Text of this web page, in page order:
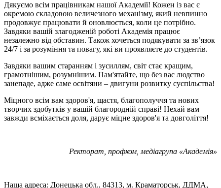
Дякуємо всім працівникам нашої Академії! Кожен із вас є
окремою складовою величезного механізму, який невпинно
продовжує працювати й оновлюється, коли це потрібно.
Завдяки вашій злагодженій роботі Академія працює
незалежно від обставин. Також хочеться подякувати за зв’язок
24/7 і за розуміння та повагу, які ви проявляєте до студентів.
Завдяки вашим старанням і зусиллям, світ стає кращим,
грамотнішим, розумнішим. Пам'ятайте, що без вас людство
занепаде, адже саме освітяни – двигуни розвитку суспільства!
Міцного всім вам здоров'я, щастя, благополуччя та нових
творчих здобутків у вашій благородній справі! Нехай вам
завжди всміхається доля, дарує міцне здоров'я та довголіття!
Ректорат, профком, медіагрупа «Академія»
Наша адреса: Донецька обл., 84313, м. Краматорськ, ДДМА,